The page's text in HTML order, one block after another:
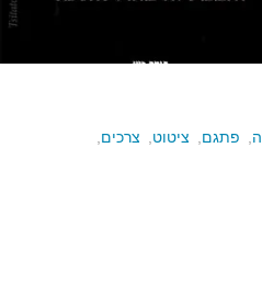
פתגם ציטוט צרכים